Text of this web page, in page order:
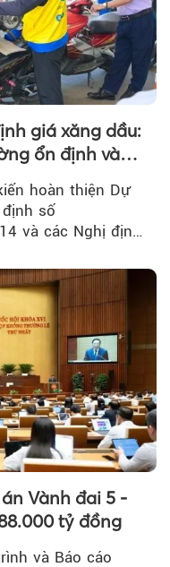
giá xăng dầu:
ổn định và
hoàn thiện Dự
số
và các Nghị định
Vành đai 5 -
tỷ đồng
và Báo cáo